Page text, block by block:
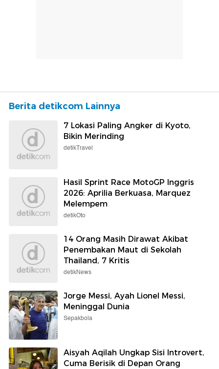
Berita detikcom Lainnya
7 Lokasi Paling Angker di Kyoto,
Bikin Merinding
detikTravel
Hasil Sprint Race MotoGP Inggris
2026: Aprilia Berkuasa, Marquez
Melempem
detikOto
14 Orang Masih Dirawat Akibat
Penembakan Maut di Sekolah
Thailand, 7 Kritis
detikNews
Jorge Messi, Ayah Lionel Messi,
Meninggal Dunia
Sepakbola
Aisyah Aqilah Ungkap Sisi Introvert,
Cuma Berisik di Depan Orang